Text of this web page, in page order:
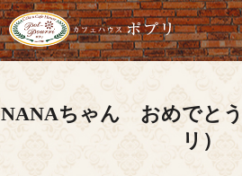
NANAちゃん おめでと
リ）